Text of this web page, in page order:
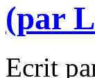
(par
Ecrit